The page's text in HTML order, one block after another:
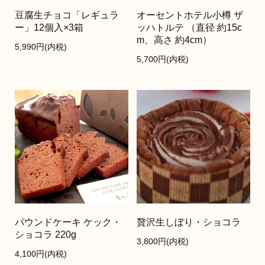
豆腐生チョコ「レギュラ
ー」12個入×3箱
5,990円(内税)
オーセントホテル小樽 ザ
ッハトルテ （直径 約15c
m、高さ 約4cm）
5,700円(内税)
パウンドケーキ ケック・
ショコラ 220g
4,100円(内税)
贅沢生しぼり・ショコラ
3,800円(内税)